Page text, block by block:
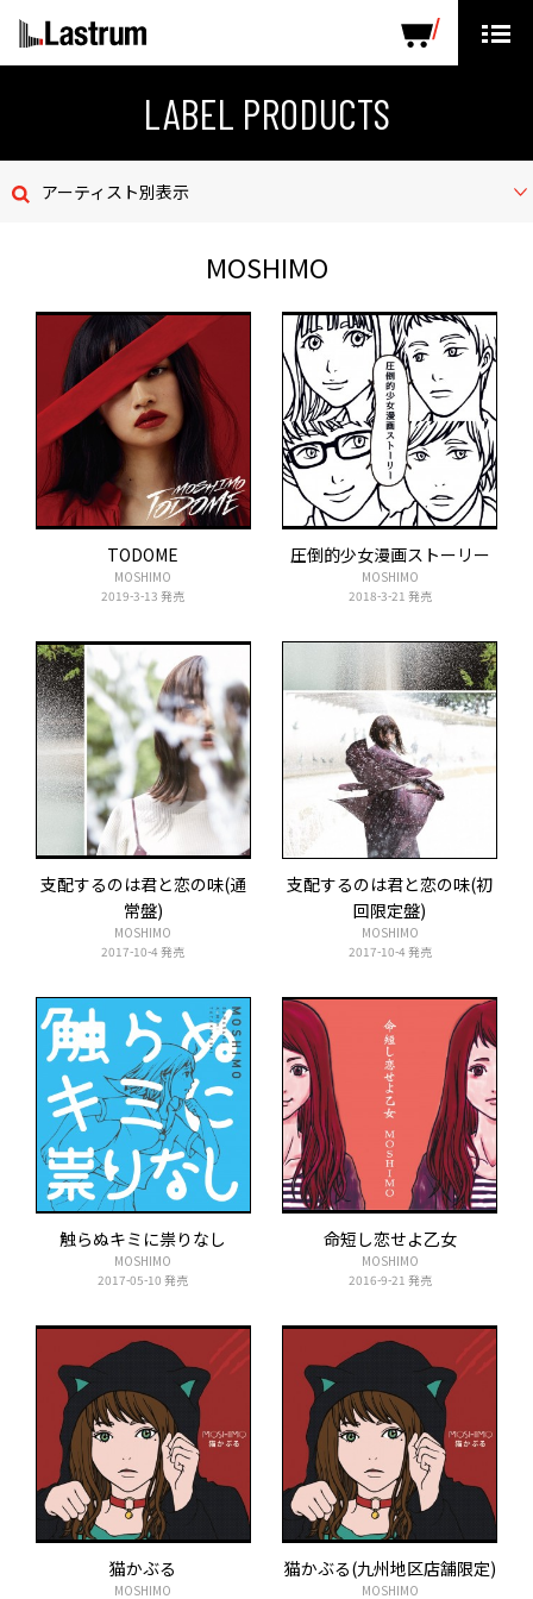
LABEL PRODUCTS
デモテープ
プライバシーポリシー
ENGLISH PAGE
LABEL PRODUCTS
アーティスト別表示
MOSHIMO
TODOME
MOSHIMO
2019-3-13 発売
圧倒的少女漫画ストーリー
MOSHIMO
2018-3-21 発売
支配するのは君と恋の味(通
常盤)
MOSHIMO
2017-10-4 発売
支配するのは君と恋の味(初
回限定盤)
MOSHIMO
2017-10-4 発売
触らぬキミに祟りなし
MOSHIMO
2017-05-10 発売
命短し恋せよ乙女
MOSHIMO
2016-9-21 発売
猫かぶる
MOSHIMO
猫かぶる(九州地区店舗限定)
MOSHIMO